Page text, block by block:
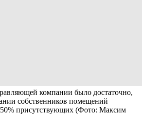
компании было достаточно,
собственников помещений
присутствующих (Фото: Максим